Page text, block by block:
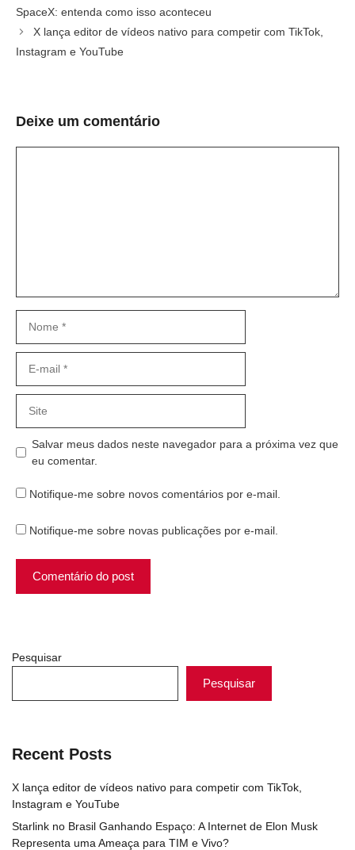
SpaceX: entenda como isso aconteceu
X lança editor de vídeos nativo para competir com TikTok,
Instagram e YouTube
Deixe um comentário
mail
Salvar meus dados neste navegador para a próxima vez que
eu comentar.
Notifique-me sobre novos comentários por e-mail.
Notifique-me sobre novas publicações por e-mail.
Pesquisar
Pesquisar
Recent Posts
X lança editor de vídeos nativo para competir com TikTok,
Instagram e YouTube
Starlink no Brasil Ganhando Espaço: A Internet de Elon Musk
Representa uma Ameaça para TIM e Vivo?